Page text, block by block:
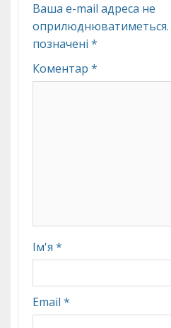
Ваша e-mail адреса не
оприлюднюватиметься.
позначені *
Коментар *
Ім'я *
Email *